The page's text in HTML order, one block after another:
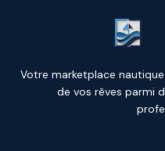
Votre marketplace
de vos rêves parmi